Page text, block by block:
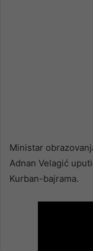
Ministar
Adnan Velagić
Kurban-bajrama.